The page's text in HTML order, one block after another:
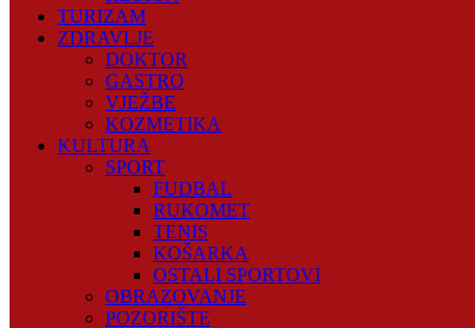
TURIZAM
ZDRAVLJE
DOKTOR
GASTRO
VJEŽBE
KOZMETIKA
KULTURA
SPORT
FUDBAL
RUKOMET
TENIS
KOŠARKA
OSTALI SPORTOVI
OBRAZOVANJE
POZORIŠTE